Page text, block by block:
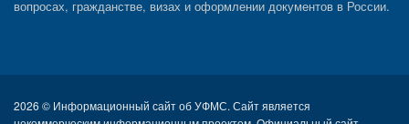
вопросах, гражданстве, визах и оформлении документов в России.
2026 © Информационный сайт об УФМС. Сайт является